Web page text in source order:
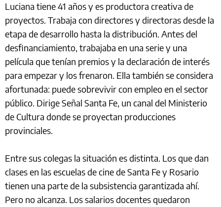
Luciana tiene 41 años y es productora creativa de
proyectos. Trabaja con directores y directoras desde la
etapa de desarrollo hasta la distribución. Antes del
desfinanciamiento, trabajaba en una serie y una
película que tenían premios y la declaración de interés
para empezar y los frenaron. Ella también se considera
afortunada: puede sobrevivir con empleo en el sector
público. Dirige Señal Santa Fe, un canal del Ministerio
de Cultura donde se proyectan producciones
provinciales.
Entre sus colegas la situación es distinta. Los que dan
clases en las escuelas de cine de Santa Fe y Rosario
tienen una parte de la subsistencia garantizada ahí.
Pero no alcanza. Los salarios docentes quedaron